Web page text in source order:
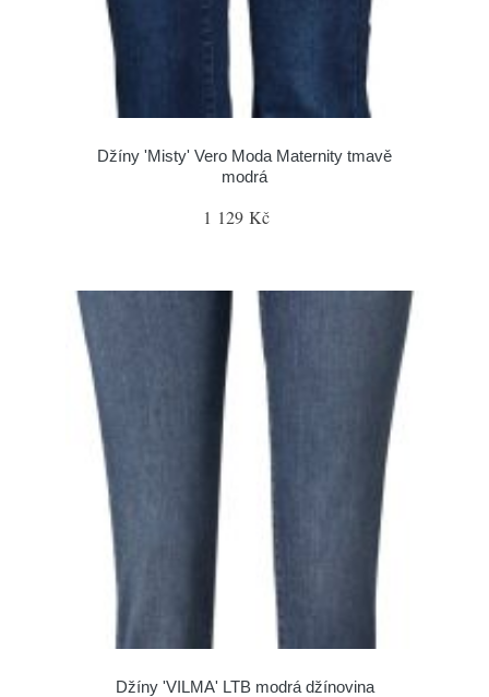
Džíny 'Misty' Vero Moda Maternity tmavě
modrá
1 129 Kč
Džíny 'VILMA' LTB modrá džínovina